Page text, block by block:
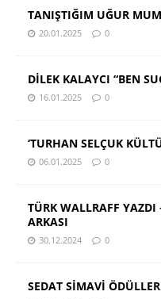
TANIŞTIĞIM UĞUR
20.01.2025 0
DİLEK KALAYCI “BEN
16.01.2025 0
‘TURHAN SELÇUK
06.01.2025 0
TÜRK WALLRAFF
ARKASI
30.12.2024 0
SEDAT SİMAVİ